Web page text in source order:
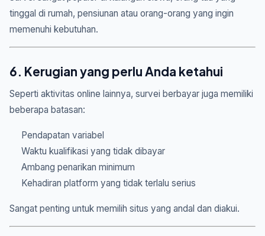
tinggal di rumah, pensiunan atau orang-orang yang ingin
memenuhi kebutuhan.
6. Kerugian yang perlu Anda ketahui
Seperti aktivitas online lainnya, survei berbayar juga memiliki
beberapa batasan:
Pendapatan variabel
Waktu kualifikasi yang tidak dibayar
Ambang penarikan minimum
Kehadiran platform yang tidak terlalu serius
Sangat penting untuk memilih situs yang andal dan diakui.